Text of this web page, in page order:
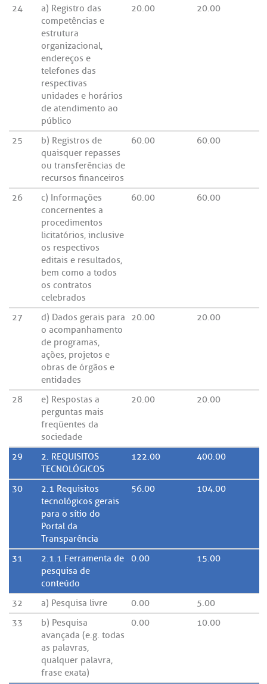
24
a) Registro das
competências e
estrutura
organizacional,
endereços e
telefones das
respectivas
unidades e horários
de atendimento ao
público
20.00 20.00
25
b) Registros de
quaisquer repasses
ou transferências de
recursos financeiros
60.00 60.00
26
c) Informações
concernentes a
procedimentos
licitatórios, inclusive
os respectivos
editais e resultados,
bem como a todos
os contratos
celebrados
60.00 60.00
27
d) Dados gerais para
o acompanhamento
de programas,
ações, projetos e
obras de órgãos e
entidades
20.00 20.00
28
e) Respostas a
perguntas mais
freqüentes da
sociedade
20.00 20.00
29
2. REQUISITOS
TECNOLÓGICOS
122.00 400.00
30
2.1 Requisitos
tecnológicos gerais
para o sítio do
Portal da
Transparência
56.00 104.00
31
2.1.1 Ferramenta de
pesquisa de
conteúdo
0.00 15.00
32 a) Pesquisa livre 0.00
5.00
33
b) Pesquisa
avançada (e.g. todas
as palavras,
qualquer palavra,
frase exata)
0.00 10.00